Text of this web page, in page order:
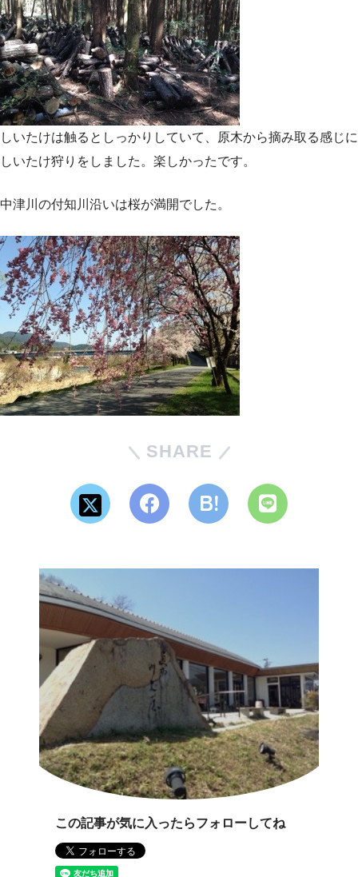
しいたけは触るとしっかりしていて、原木から摘み取る感じに
しいたけ狩りをしました。楽しかったです。
中津川の付知川沿いは桜が満開でした。
SHARE
この記事が気に入ったらフォローしてね